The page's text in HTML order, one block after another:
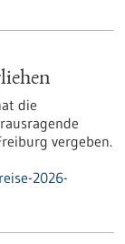
die
vergeben.
2026-